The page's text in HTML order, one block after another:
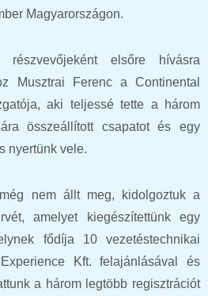
Magyarországon.
elsőre hívásra
Musztrai Ferenc a Continental
aki teljessé tette a három
összeállított csapatot és egy
nyertünk vele.
nem állt meg, kidolgoztuk a
amelyet kiegészítettünk egy
fődíja 10 vezetéstechnikai
Kft. felajánlásával és
a három legtöbb regisztrációt